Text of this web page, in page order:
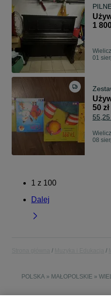
1
01
50 zł
08
1 z 100
Dalej
POLSKA » MAŁOPOLSKIE »